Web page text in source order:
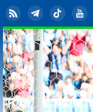
RSS TelegramTikTok